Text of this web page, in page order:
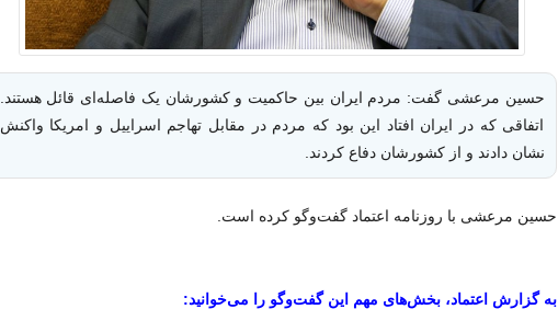
حسین مرعشی گفت: مردم ایران بین حاکمیت و کشورشان یک فاصله‌ای قائل هستند.
اتفاقی که در ایران افتاد این بود که مردم در مقابل تهاجم اسراییل و امریکا واکنش
نشان دادند و از کشورشان دفاع کردند.
حسین مرعشی با روزنامه اعتماد گفت‌وگو کرده است.
به گزارش اعتماد، بخش‌های مهم این گفت‌وگو را می‌خوانید: